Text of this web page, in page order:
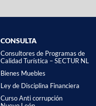
CONSULTA
Consultores de Programas de
Calidad Turística – SECTUR NL
Bienes Muebles
Ley de Disciplina Financiera
Curso Anti corrupción